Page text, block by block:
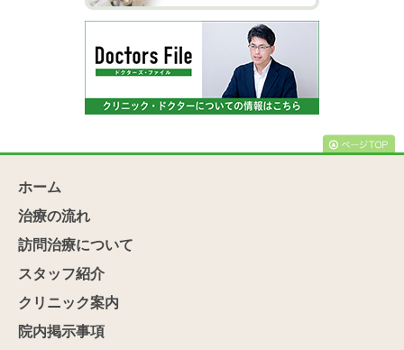
ホーム
治療の流れ
訪問治療について
スタッフ紹介
クリニック案内
院内掲示事項